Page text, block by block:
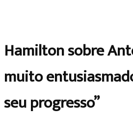
Hamilton sobre
muito
seu progresso”